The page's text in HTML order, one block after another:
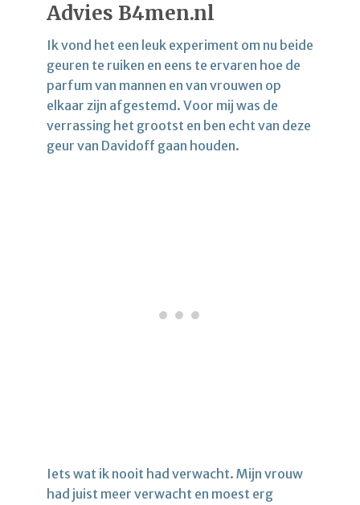
Advies B4men.nl
Ik vond het een leuk experiment om nu beide
geuren te ruiken en eens te ervaren hoe de
parfum van mannen en van vrouwen op
elkaar zijn afgestemd. Voor mij was de
verrassing het grootst en ben echt van deze
geur van Davidoff gaan houden.
Iets wat ik nooit had verwacht. Mijn vrouw
had juist meer verwacht en moest erg